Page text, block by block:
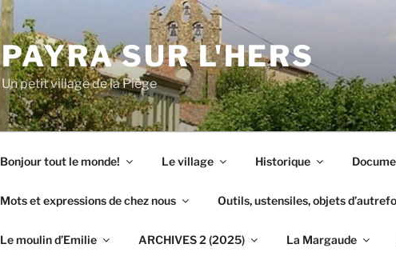
PAYRA SUR L'HERS
Un petit village de la Piège
Bonjour tout le monde! Le village Historique
Mots et expressions de chez nous Outils, ustensiles, objets
Le moulin d’Emilie ARCHIVES 2 (2025) La Margaude